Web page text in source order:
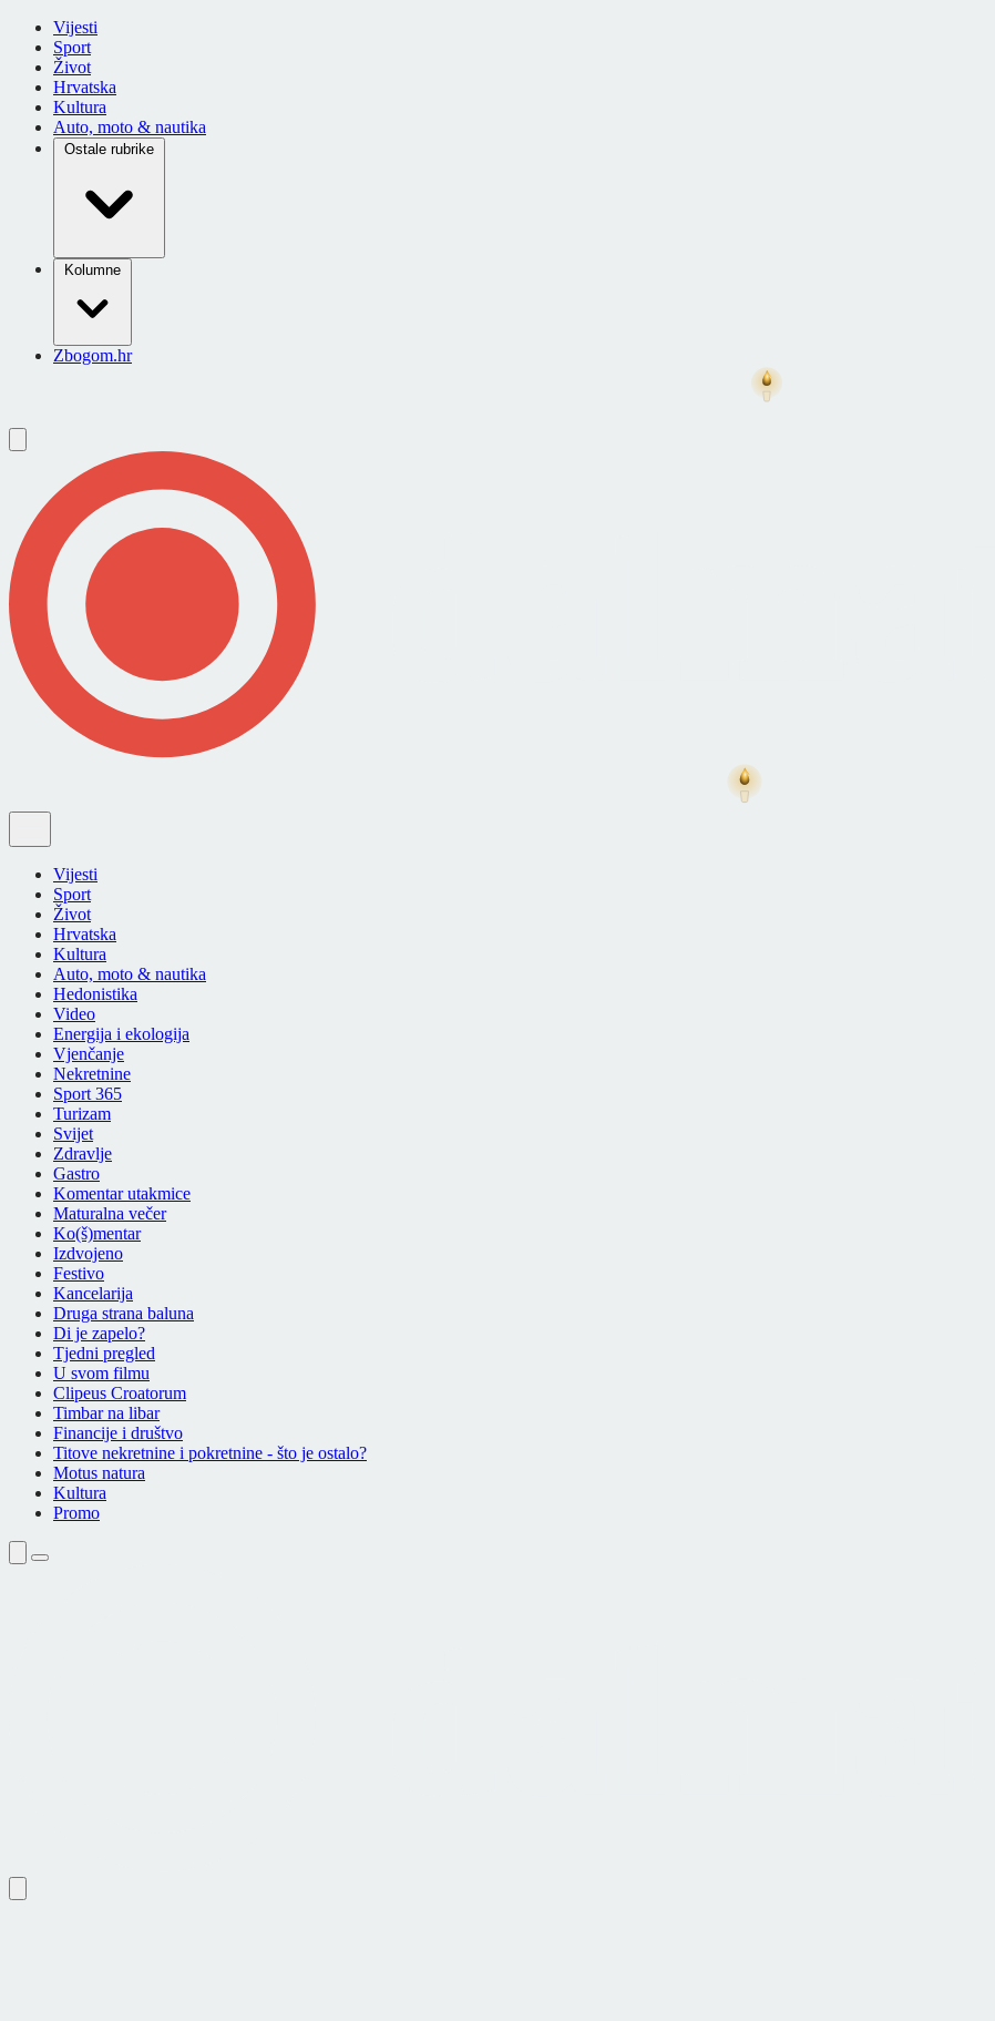
Vijesti
Sport
Život
Hrvatska
Kultura
Auto, moto & nautika
Ostale rubrike
Kolumne
Zbogom.hr
Vijesti
Sport
Život
Hrvatska
Kultura
Auto, moto & nautika
Hedonistika
Video
Energija i ekologija
Vjenčanje
Nekretnine
Sport 365
Turizam
Svijet
Zdravlje
Gastro
Komentar utakmice
Maturalna večer
Ko(š)mentar
Izdvojeno
Festivo
Kancelarija
Druga strana baluna
Di je zapelo?
Tjedni pregled
U svom filmu
Clipeus Croatorum
Timbar na libar
Financije i društvo
Titove nekretnine i pokretnine - što je ostalo?
Motus natura
Kultura
Promo